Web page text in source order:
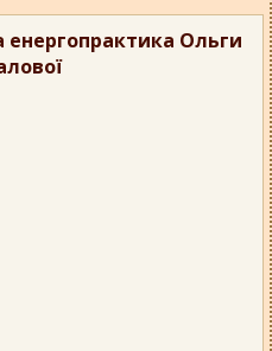
енергопрактика Ольги